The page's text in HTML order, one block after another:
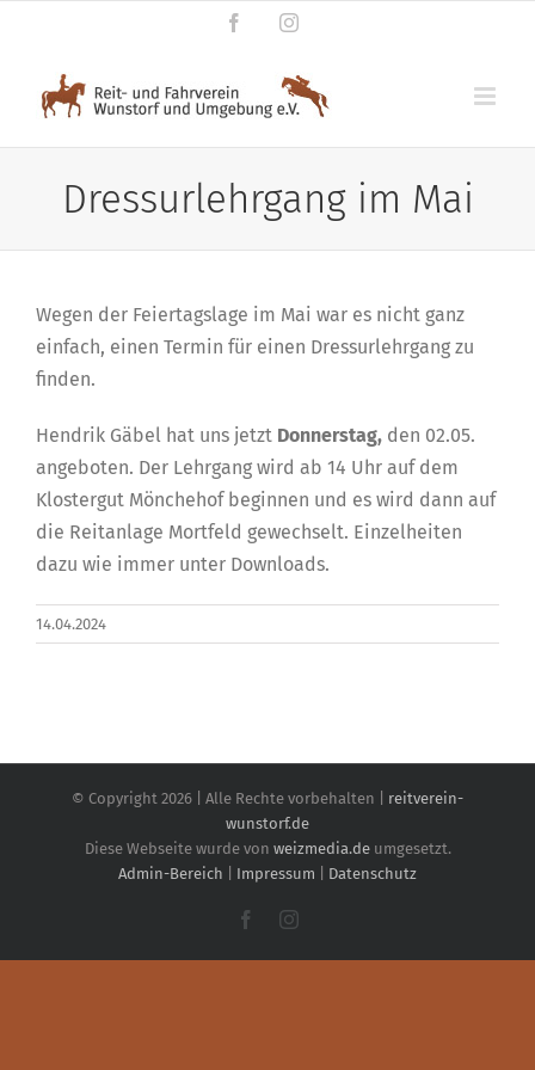
springen
FacebookInstagram
Dressurlehrgang im Mai
Wegen der Feiertagslage im Mai war es nicht ganz
einfach, einen Termin für einen Dressurlehrgang zu
finden.
Hendrik Gäbel hat uns jetzt Donnerstag, den 02.05.
angeboten. Der Lehrgang wird ab 14 Uhr auf dem
Klostergut Mönchehof beginnen und es wird dann auf
die Reitanlage Mortfeld gewechselt. Einzelheiten
dazu wie immer unter Downloads.
14.04.2024
© Copyright 2026 | Alle Rechte vorbehalten | reitverein-
wunstorf.de
Diese Webseite wurde von weizmedia.deumgesetzt.
Admin-Bereich
Impressum Datenschutz
FacebookInstagram